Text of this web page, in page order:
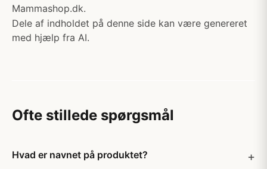
Mammashop.dk.
Dele af indholdet på denne side kan være genereret
med hjælp fra AI.
Ofte stillede spørgsmål
Hvad er navnet på produktet?